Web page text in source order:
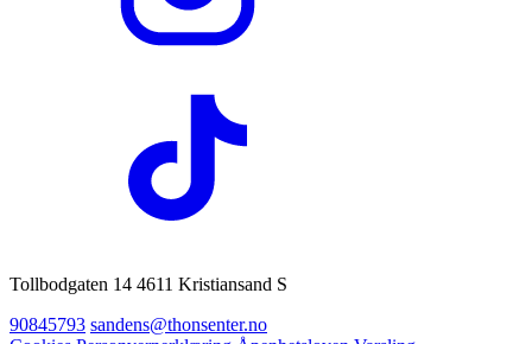
Tollbodgaten 14 4611 Kristiansand S
90845793 sandens@thonsenter.no